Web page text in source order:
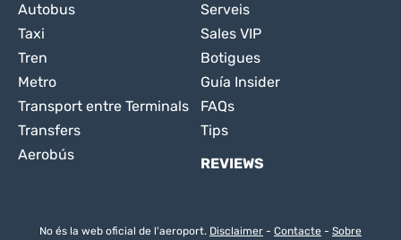
Autobus
Taxi
Tren
Metro
Transport entre Terminals
Transfers
Aerobús
Serveis
Sales VIP
Botigues
Guía Insider
FAQs
Tips
REVIEWS
No és la web oficial de l'aeroport. Disclaimer - Contacte - Sobre